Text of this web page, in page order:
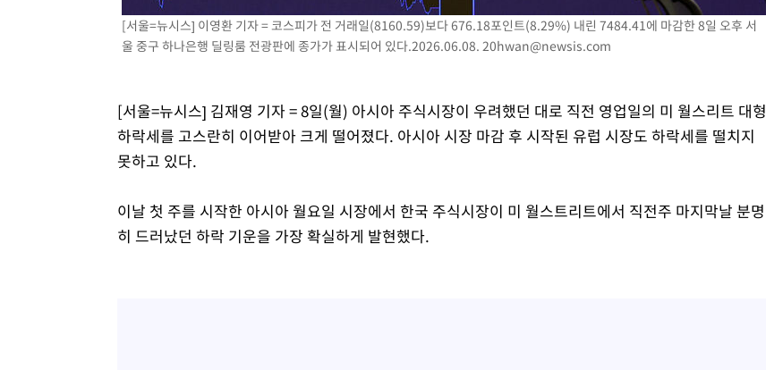
11시간 압수수색에 성접대 파문까지…'쑥대밭' 된 축구협회
[속보]규제합리화위원회 부위원장에 김태유 서울대 공대 교수…이
[속보]'채상병 순직 책임' 임성근, 항소심도 징역 3년
[속보]종합특검, '관저이전 봐주기 감사' 유병호 구속기소
민주 콩고 에볼라환자 4천명 돌파, 4053명 발생 1850명 사망
[서울=뉴시스] 이영환 기자 = 코스피가 전 거래일(8160.59)보다 676.18포인트(8.29%) 내린 7484.41에 마감한 8일 오후 서
울 중구 하나은행 딜링룸 전광판에 종가가 표시되어 있다.2026.06.08. 20hwan@newsis.com
[서울=뉴시스] 김재영 기자 = 8일(월) 아시아 주식시장이 우려했던 대로 직전 영업일의 미 월스리트 대형
하락세를 고스란히 이어받아 크게 떨어졌다. 아시아 시장 마감 후 시작된 유럽 시장도 하락세를 떨치지
못하고 있다.
이날 첫 주를 시작한 아시아 월요일 시장에서 한국 주식시장이 미 월스트리트에서 직전주 마지막날 분명
히 드러났던 하락 기운을 가장 확실하게 발현했다.